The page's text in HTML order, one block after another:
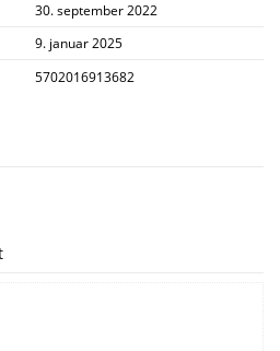
30. september 2022
9. januar 2025
5702016913682